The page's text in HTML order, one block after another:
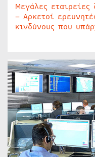
Μεγάλες
– Αρκετοί
κινδύνους που